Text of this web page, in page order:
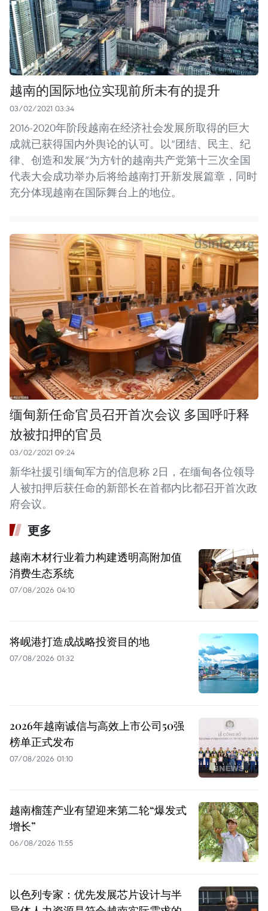
越南的国际地位实现前所未有的提升
03/02/2021 03:34
2016-2020年阶段越南在经济社会发展所取得的巨大
成就已获得国内外舆论的认可。以“团结、民主、纪
律、创造和发展”为方针的越南共产党第十三次全国
代表大会成功举办后将给越南打开新发展篇章，同时
充分体现越南在国际舞台上的地位。
缅甸新任命官员召开首次会议 多国呼吁释
放被扣押的官员
03/02/2021 09:24
新华社援引缅甸军方的信息称 2日，在缅甸各位领导
人被扣押后获任命的新部长在首都内比都召开首次政
府会议。
更多
越南木材行业着力构建透明高附加值
消费生态系统
07/08/2026 04:10
将岘港打造成战略投资目的地
07/08/2026 01:32
2026年越南诚信与高效上市公司50强
榜单正式发布
07/08/2026 01:10
越南榴莲产业有望迎来第二轮“爆发式
增长”
06/08/2026 11:55
以色列专家：优先发展芯片设计与半